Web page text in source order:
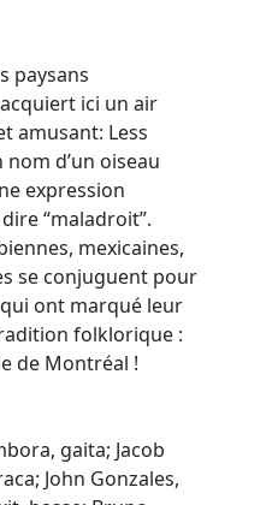
paysans
ici un air
amusant: Less
d’un oiseau
expression
“maladroit”.
mexicaines,
se conjuguent pour
ont marqué leur
folklorique :
de Montréal !
gaita; Jacob
John Gonzales,